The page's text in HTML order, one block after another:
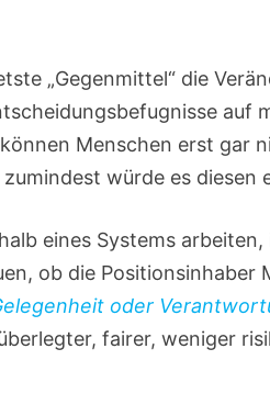
„Gegenmittel“ die
auf
Menschen erst gar
würde es diesen
eines Systems
ob die Positionsinhaber
oder
fairer, weniger